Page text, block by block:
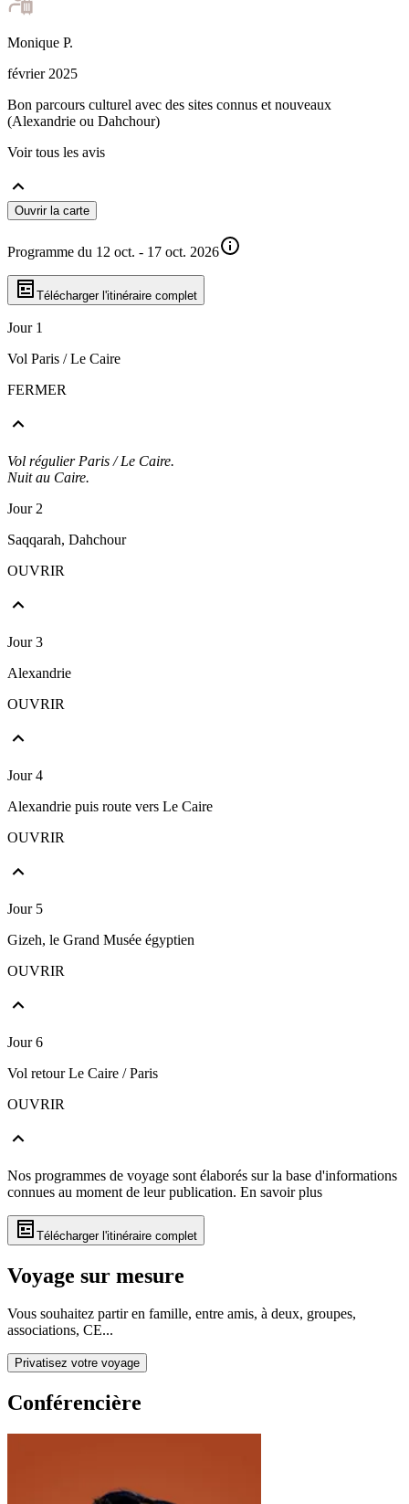
Monique P.
février 2025
Bon parcours culturel avec des sites connus et nouveaux
(Alexandrie ou Dahchour)
Voir tous les avis
Ouvrir la carte
Programme du 12 oct. - 17 oct. 2026
Télécharger l'itinéraire complet
Jour 1
Vol Paris / Le Caire
FERMER
Vol régulier Paris / Le Caire.
Nuit au Caire.
Jour 2
Saqqarah, Dahchour
OUVRIR
Jour 3
Alexandrie
OUVRIR
Jour 4
Alexandrie puis route vers Le Caire
OUVRIR
Jour 5
Gizeh, le Grand Musée égyptien
OUVRIR
Jour 6
Vol retour Le Caire / Paris
OUVRIR
Nos programmes de voyage sont élaborés sur la base d'informations
connues au moment de leur publication. En savoir plus
Télécharger l'itinéraire complet
Voyage sur mesure
Vous souhaitez partir en famille, entre amis, à deux, groupes,
associations, CE...
Privatisez votre voyage
Conférencière